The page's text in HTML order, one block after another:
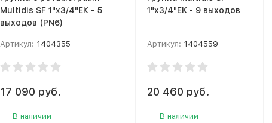
Multidis SF 1"x3/4"ЕК - 5
выходов (PN6)
Артикул: 1404355
17 090 руб.
В наличии
1"x3/4"ЕК - 9 выходов
Артикул: 1404559
20 460 руб.
В наличии